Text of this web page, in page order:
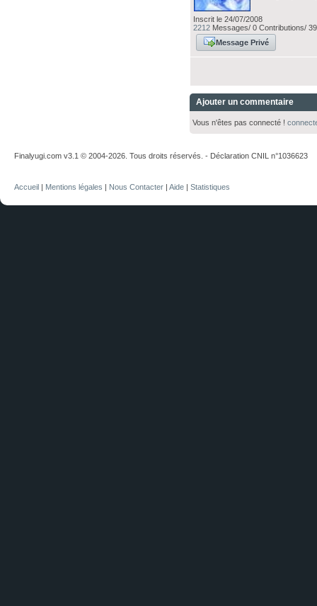
Inscrit le 24/07/2008
2212 Messages/ 0 Contributions/
Message Privé
Ajouter un commentaire
Vous n'êtes pas connecté !
Finalyugi.com v3.1 © 2004-2026. Tous droits réservés. - Déclaration CNIL n°1036623
Accueil | Mentions légales | Nous Contacter | Aide | Statistiques